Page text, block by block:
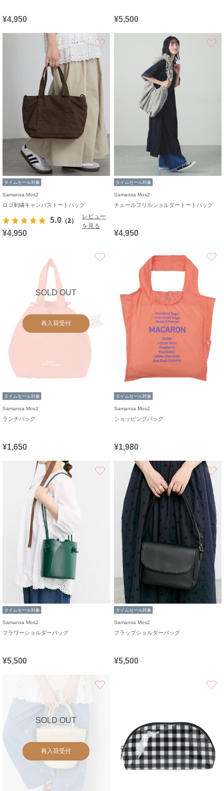
¥4,950 ¥5,500
タイムセール対象
Samansa Mos2
ロゴ刺繍キャンバストートバッグ
5.0 （2）
レビュー
を見る
¥4,950
タイムセール対象
Samansa Mos2
チュールフリルショルダートートバッグ
¥4,950
SOLD OUT
再入荷受付
タイムセール対象
Samansa Mos2
ランチバッグ
¥1,650
タイムセール対象
Samansa Mos2
ショッピングバッグ
¥1,980
お気に入り
タイムセール対象
Samansa Mos2
フラワーショルダーバッグ
¥5,500
タイムセール対象
Samansa Mos2
フラップショルダーバッグ
¥5,500
SOLD OUT
再入荷受付